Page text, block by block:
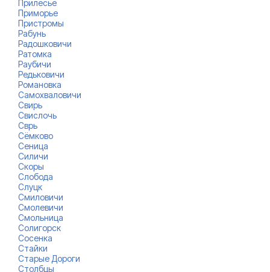
Прилесье
Приморье
Пристромы
Рабунь
Радошковичи
Ратомка
Раубичи
Редьковичи
Романовка
Самохваловичи
Свирь
Свислочь
Сврь
Сёмково
Сеница
Силичи
Скоры
Слобода
Слуцк
Смиловичи
Смолевичи
Смольница
Солигорск
Сосенка
Стайки
Старые Дороги
Столбцы